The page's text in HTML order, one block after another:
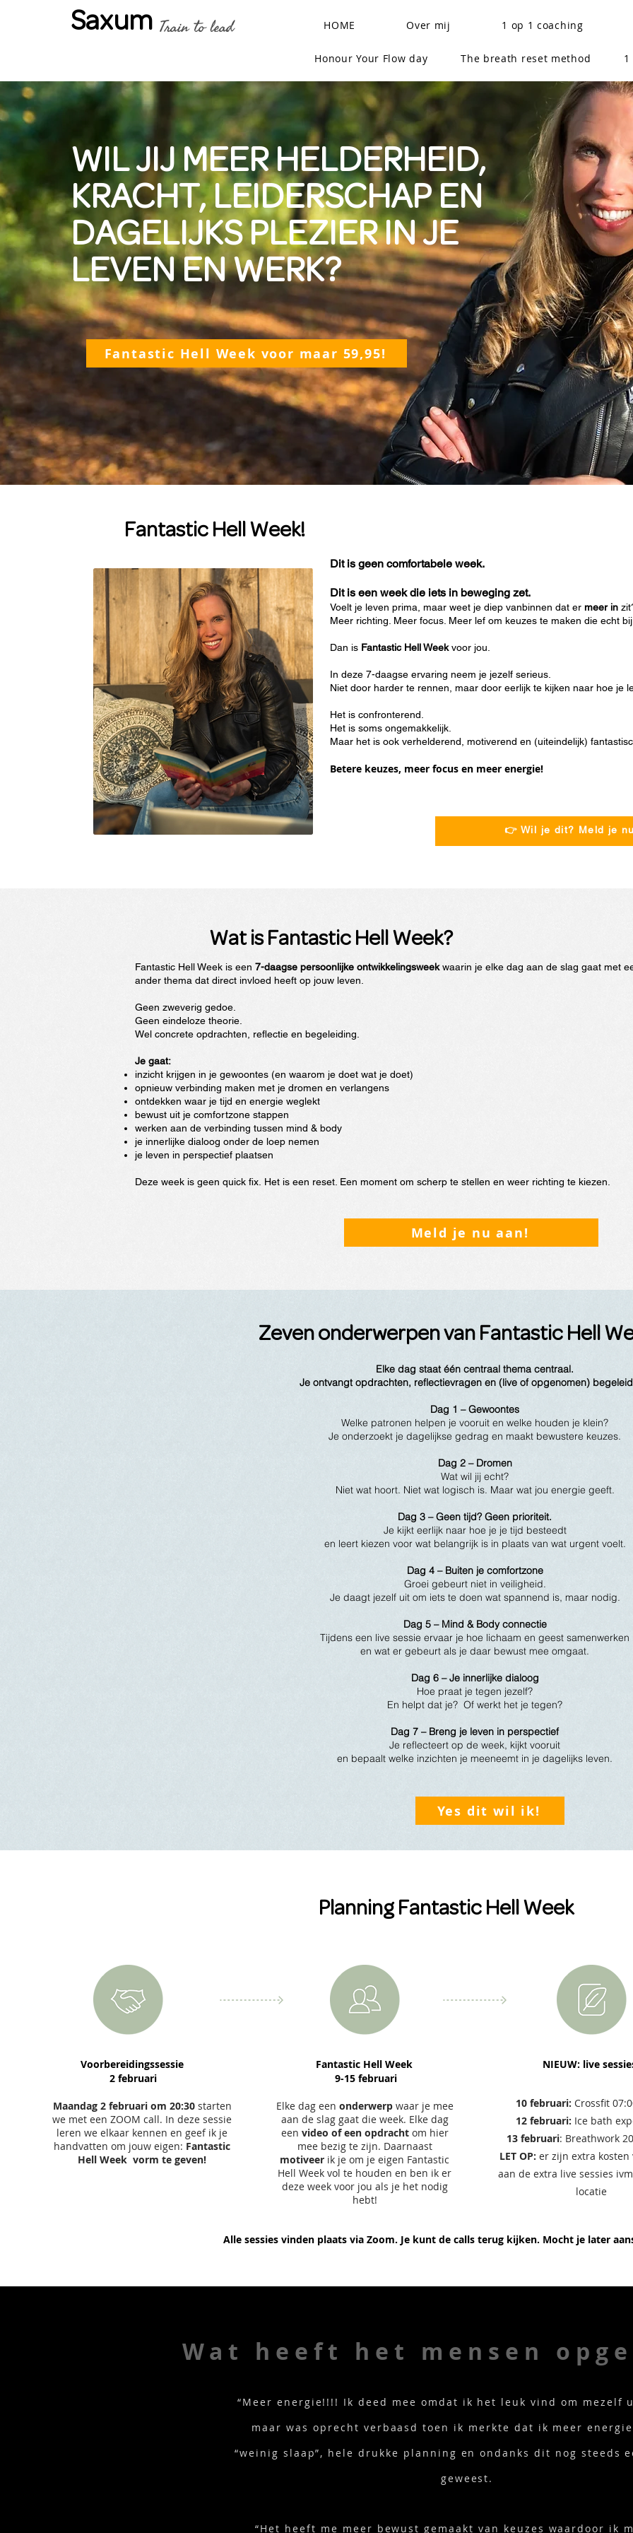
Saxum HOME Over mij 1 op 1 coaching
Honour Your Flow day The breath reset method 1
WIL JIJ MEER HELDERHEID,
KRACHT, LEIDERSCHAP EN
DAGELIJKS PLEZIER IN JE
LEVEN EN WERK?
Fantastic Hell Week voor maar 59,95!
Fantastic Hell Week!
Dit is geen comfortabele week.
Dit is een week die iets in beweging zet.
Voelt je leven prima, maar weet je diep vanbinnen dat er meer in
Meer richting. Meer focus. Meer lef om keuzes te maken die echt
Dan is Fantastic Hell Weekvoor jou.
In deze 7-daagse ervaring neem je jezelf serieus.
Niet door harder te rennen, maar door eerlijk te kijken naar hoe je
Het is confronterend.
Het is soms ongemakkelijk.
Maar het is ook verhelderend, motiverend en (uiteindelijk)
Betere keuzes, meer focus en meer energie!
👉 Wil je dit? Meld je
Wat is Fantastic Hell Week?
Fantastic Hell Week is een 7-daagse persoonlijke ontwikkelingsweekwaarin je elke dag aan de slag gaat met
ander thema dat direct invloed heeft op jouw leven.
Geen zweverig gedoe.
Geen eindeloze theorie.
Wel concrete opdrachten, reflectie en begeleiding.
Je gaat:
inzicht krijgen in je gewoontes (en waarom je doet wat je doet)
opnieuw verbinding maken met je dromen en verlangens
ontdekken waar je tijd en energie weglekt
bewust uit je comfortzone stappen
werken aan de verbinding tussen mind & body
je innerlijke dialoog onder de loep nemen
je leven in perspectief plaatsen
Deze week is geen quick fix. Het is een reset. Een moment om scherp te stellen en weer richting te kiezen.
Meld je nu aan!
Zeven onderwerpen van Fantastic Hell
Elke dag staat één centraal thema centraal.
Je ontvangt opdrachten, reflectievragen en (live of opgenomen)
Dag 1 – Gewoontes
Welke patronen helpen je vooruit en welke houden je klein?
Je onderzoekt je dagelijkse gedrag en maakt bewustere keuzes.
Dag 2 – Dromen
Wat wil jij echt?
Niet wat hoort. Niet wat logisch is. Maar wat jou energie geeft.
Dag 3 – Geen tijd? Geen prioriteit.
Je kijkt eerlijk naar hoe je je tijd besteedt
en leert kiezen voor wat belangrijk is in plaats van wat urgent voelt.
Dag 4 – Buiten je comfortzone
Groei gebeurt niet in veiligheid.
Je daagt jezelf uit om iets te doen wat spannend is, maar nodig.
Dag 5 – Mind & Body connectie
Tijdens een live sessie ervaar je hoe lichaam en geest samenwerken
en wat er gebeurt als je daar bewust mee omgaat.
Dag 6 – Je innerlijke dialoog
Hoe praat je tegen jezelf?
En helpt dat je? Of werkt het je tegen?
Dag 7 – Breng je leven in perspectief
Je reflecteert op de week, kijkt vooruit
en bepaalt welke inzichten je meeneemt in je dagelijks leven.
Yes dit wil ik!
Planning Fantastic Hell Week
Voorbereidingssessie
2 februari
Maandag 2 februari om 20:30starten
we met een ZOOM call. In deze sessie
leren we elkaar kennen en geef ik je
handvatten om jouw eigen: Fantastic
Hell Week vorm te geven!
Fantastic Hell Week
9-15 februari
Elke dag een onderwerpwaar je mee
aan de slag gaat die week. Elke dag
een video of een opdrachtom hier
mee bezig te zijn. Daarnaast
motiveer ik je om je eigen Fantastic
Hell Week vol te houden en ben ik er
deze week voor jou als je het nodig
hebt!
NIEUW: live
10 februari: Crossfit
12 februari: Ice bath
13 februari: Breathwork
LET OP: er zijn extra kosten
aan de extra live sessies
locatie
Alle sessies vinden plaats via Zoom. Je kunt de calls terug kijken. Mocht je later
Wat heeft het mensen
“Meer energie!!!! Ik deed mee omdat ik het leuk vind om mezelf
maar was oprecht verbaasd toen ik merkte dat ik meer
“weinig slaap”, hele drukke planning en ondanks dit nog steeds
geweest.
“Het heeft me meer bewust gemaakt van keuzes waardoor ik